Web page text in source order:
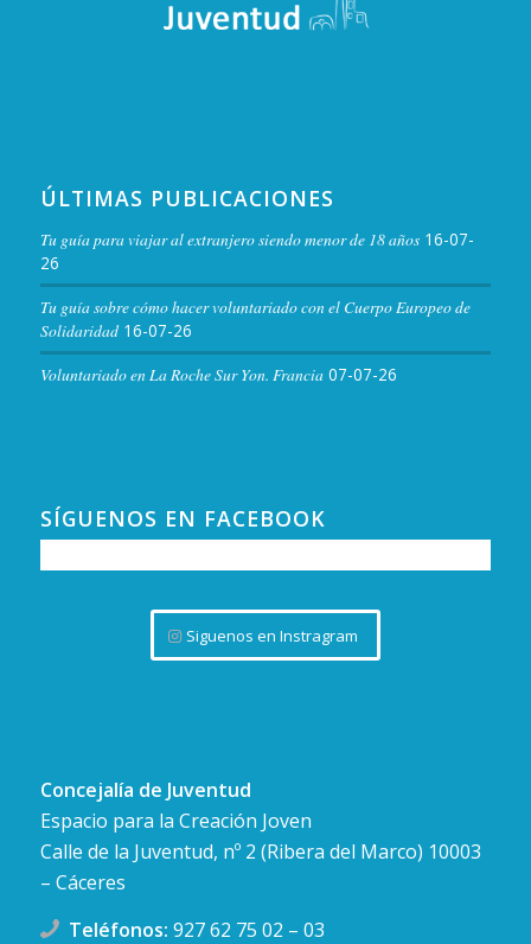
ÚLTIMAS PUBLICACIONES
Tu guía para viajar al extranjero siendo menor de 18 años 16-07-
26
Tu guía sobre cómo hacer voluntariado con el Cuerpo Europeo de
Solidaridad 16-07-26
Voluntariado en La Roche Sur Yon. Francia 07-07-26
SÍGUENOS EN FACEBOOK
Siguenos en Instragram
Concejalía de Juventud
Espacio para la Creación Joven
Calle de la Juventud, nº 2 (Ribera del Marco) 10003
– Cáceres
Teléfonos: 927 62 75 02 – 03